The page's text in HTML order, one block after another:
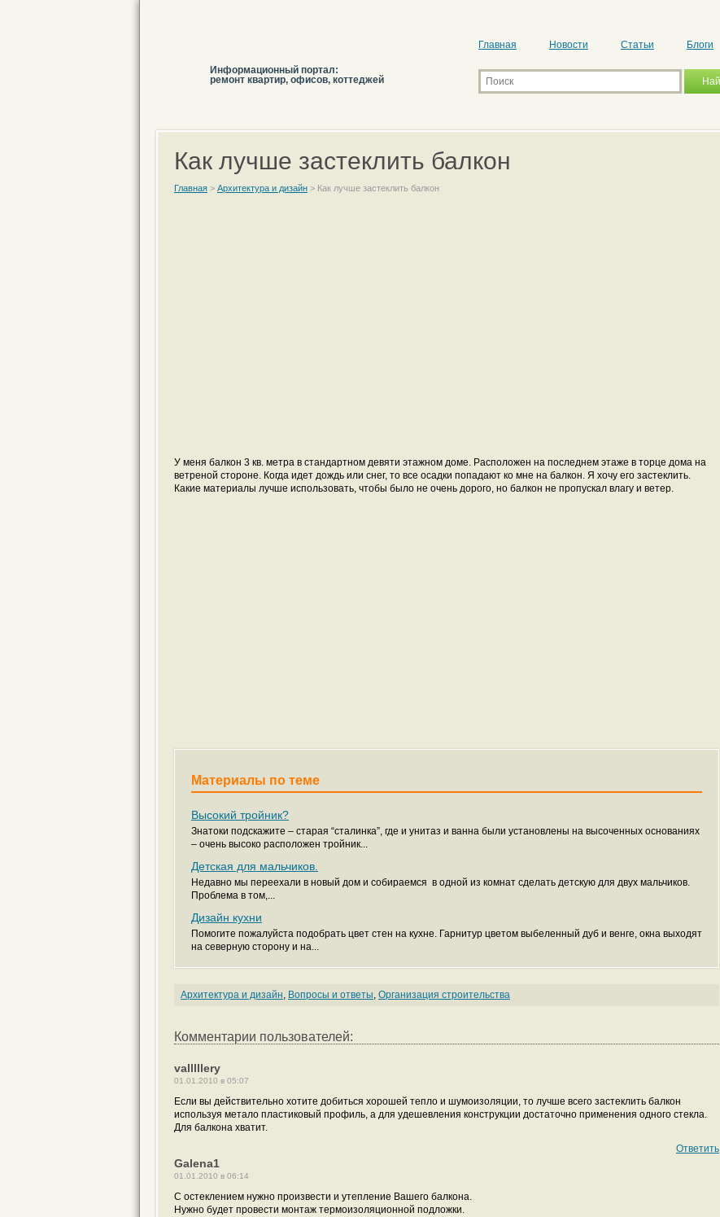
Информационный портал:
ремонт квартир, офисов, коттеджей
Главная Новости Статьи Блоги
Как лучше застеклить балкон
Главная > Архитектура и дизайн > Как лучше застеклить балкон
У меня балкон 3 кв. метра в стандартном девяти этажном доме. Расположен на последнем этаже в торце дома на
ветреной стороне. Когда идет дождь или снег, то все осадки попадают ко мне на балкон. Я хочу его застеклить.
Какие материалы лучше использовать, чтобы было не очень дорого, но балкон не пропускал влагу и ветер.
Материалы по теме
Высокий тройник?
Знатоки подскажите – старая “сталинка”, где и унитаз и ванна были установлены на высоченных основаниях
– очень высоко расположен тройник...
Детская для мальчиков.
Недавно мы переехали в новый дом и собираемся в одной из комнат сделать детскую для двух мальчиков.
Проблема в том,...
Дизайн кухни
Помогите пожалуйста подобрать цвет стен на кухне. Гарнитур цветом выбеленный дуб и венге, окна выходят
на северную сторону и на...
Архитектура и дизайн, Вопросы и ответы, Организация строительства
Комментарии пользователей:
valllllery
01.01.2010 в 05:07
Если вы действительно хотите добиться хорошей тепло и шумоизоляции, то лучше всего застеклить балкон
используя метало пластиковый профиль, а для удешевления конструкции достаточно применения одного стекла.
Для балкона хватит.
Ответить
Galena1
01.01.2010 в 06:14
С остеклением нужно произвести и утепление Вашего балкона.
Нужно будет провести монтаж термоизоляционной подложки.